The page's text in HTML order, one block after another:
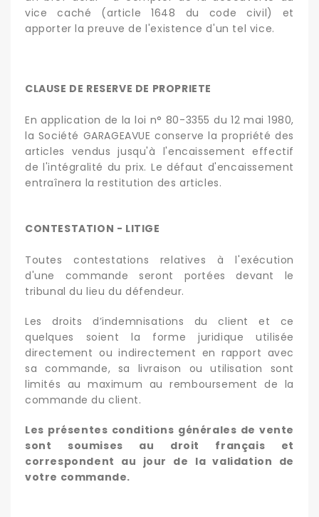
vice caché (article 1648 du code civil) et
apporter la preuve de l'existence d'un tel vice.
CLAUSE DE RESERVE DE PROPRIETE
En application de la loi n° 80-3355 du 12 mai 1980,
la Société GARAGEAVUE conserve la propriété des
articles vendus jusqu'à l'encaissement effectif
de l'intégralité du prix. Le défaut d'encaissement
entraînera la restitution des articles.
CONTESTATION - LITIGE
Toutes contestations relatives à l'exécution
d'une commande seront portées devant le
tribunal du lieu du défendeur.
Les droits d’indemnisations du client et ce
quelques soient la forme juridique utilisée
directement ou indirectement en rapport avec
sa commande, sa livraison ou utilisation sont
limités au maximum au remboursement de la
commande du client.
Les présentes conditions générales de vente
sont soumises au droit français et
correspondent au jour de la validation de
votre commande.